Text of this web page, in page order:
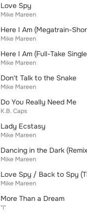
Love Spy
Mike Mareen
Here I Am (Megatrain-
Mike Mareen
Here I Am (Full-Take
Mike Mareen
Don't Talk to the Snake
Mike Mareen
Do You Really Need Me
K.B. Caps
Lady Ecstasy
Mike Mareen
Dancing in the Dark
Mike Mareen
Love Spy / Back to Spy
Mike Mareen
More Than a Dream
"I"